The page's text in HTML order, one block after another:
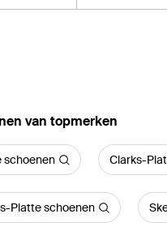
van topmerken
schoenen Clarks-
Platte schoenen